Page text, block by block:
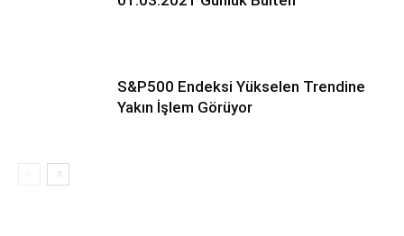
S&P500 Endeksi Yükselen Trendine
Yakın İşlem Görüyor